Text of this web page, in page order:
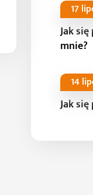
Jak
mnie?
17
Jak
14